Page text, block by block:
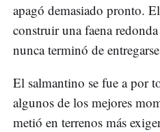
apagó demasiado pronto.
construir una faena
nunca terminó de
El salmantino se fue a por
algunos de los mejores
metió en terrenos más